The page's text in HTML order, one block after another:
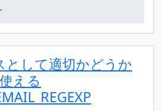
として適切かどうか
える